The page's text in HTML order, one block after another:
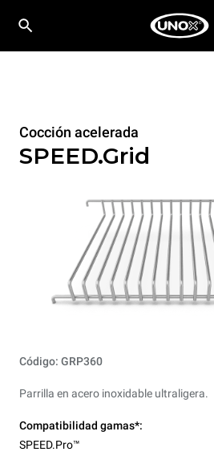
Cocción acelerada
SPEED.Grid
Código: GRP360
Parrilla en acero inoxidable ultraligera.
Compatibilidad gamas*:
SPEED.Pro™